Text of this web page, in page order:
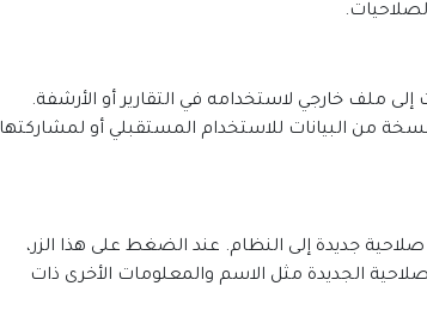
.
إلى ملف خارجي لاستخدامه في التقارير أو الأرشفة.
من البيانات للاستخدام المستقبلي أو لمشاركتها
جديدة إلى النظام. عند الضغط على هذا الزر،
الجديدة مثل الاسم والمعلومات الأخرى ذات